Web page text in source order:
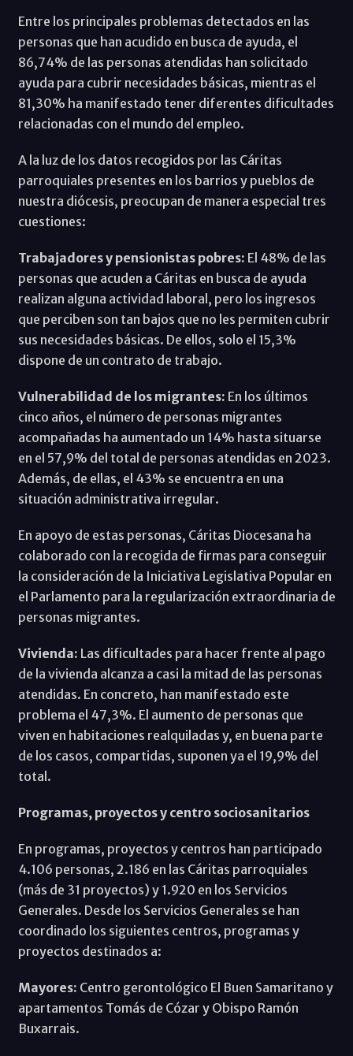
Entre los principales problemas detectados en las
personas que han acudido en busca de ayuda, el
86,74% de las personas atendidas han solicitado
ayuda para cubrir necesidades básicas, mientras el
81,30% ha manifestado tener diferentes dificultades
relacionadas con el mundo del empleo.
A la luz de los datos recogidos por las Cáritas
parroquiales presentes en los barrios y pueblos de
nuestra diócesis, preocupan de manera especial tres
cuestiones:
Trabajadores y pensionistas pobres: El 48% de las
personas que acuden a Cáritas en busca de ayuda
realizan alguna actividad laboral, pero los ingresos
que perciben son tan bajos que no les permiten cubrir
sus necesidades básicas. De ellos, solo el 15,3%
dispone de un contrato de trabajo.
Vulnerabilidad de los migrantes: En los últimos
cinco años, el número de personas migrantes
acompañadas ha aumentado un 14% hasta situarse
en el 57,9% del total de personas atendidas en 2023.
Además, de ellas, el 43% se encuentra en una
situación administrativa irregular.
En apoyo de estas personas, Cáritas Diocesana ha
colaborado con la recogida de firmas para conseguir
la consideración de la Iniciativa Legislativa Popular en
el Parlamento para la regularización extraordinaria de
personas migrantes.
Vivienda: Las dificultades para hacer frente al pago
de la vivienda alcanza a casi la mitad de las personas
atendidas. En concreto, han manifestado este
problema el 47,3%. El aumento de personas que
viven en habitaciones realquiladas y, en buena parte
de los casos, compartidas, suponen ya el 19,9% del
total.
Programas, proyectos y centro sociosanitarios
En programas, proyectos y centros han participado
4.106 personas, 2.186 en las Cáritas parroquiales
(más de 31 proyectos) y 1.920 en los Servicios
Generales. Desde los Servicios Generales se han
coordinado los siguientes centros, programas y
proyectos destinados a:
Mayores: Centro gerontológico El Buen Samaritano y
apartamentos Tomás de Cózar y Obispo Ramón
Buxarrais.